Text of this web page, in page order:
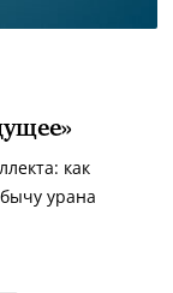
как
урана